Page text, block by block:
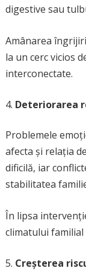
digestive sau
Amânarea
la un cerc vicios
interconectate.
Deteriorarea
Problemele
afecta și relația
dificilă, iar
stabilitatea
În lipsa
climatului familial
Creșterea